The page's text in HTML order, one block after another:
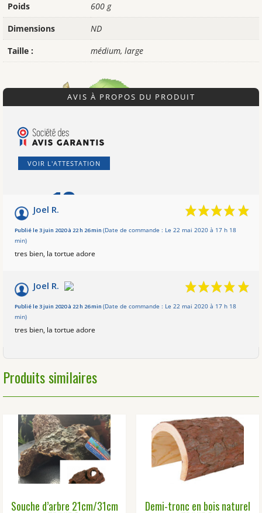
Poids
600 g
Dimensions
ND
Taille :
médium, large
AVIS À PROPOS DU PRODUIT
VOIR L'ATTESTATION
10
Basé sur 2 avis
Joel R.
Publié le 3 juin 2020 à 22 h 26 min (Date de commande : Le 22 mai 2020 à 17 h 18
min)
tres bien, la tortue adore
Joel R.
Publié le 3 juin 2020 à 22 h 26 min (Date de commande : Le 22 mai 2020 à 17 h 18
min)
tres bien, la tortue adore
Produits similaires
Souche d’arbre 21cm/31cm Demi-tronc en bois naturel